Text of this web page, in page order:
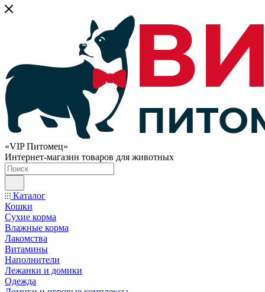
«VIP Питомец»
Интернет-магазин товаров для животных
Каталог
Кошки
Сухие корма
Влажные корма
Лакомства
Витамины
Наполнители
Лежанки и домики
Одежда